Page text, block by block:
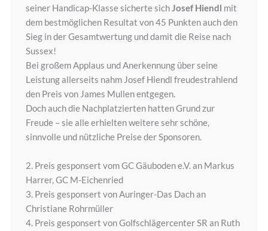
seiner Handicap-Klasse sicherte sichJosef Hiendl mit
dem bestmöglichen Resultat von 45 Punkten auch den
Sieg in der Gesamtwertung und damit die Reise nach
Sussex!
Bei großem Applaus und Anerkennung über seine
Leistung allerseits nahm Josef Hiendl freudestrahlend
den Preis von James Mullen entgegen.
Doch auch die Nachplatzierten hatten Grund zur
Freude – sie alle erhielten weitere sehr schöne,
sinnvolle und nützliche Preise der Sponsoren.
2. Preis gesponsert vom GC Gäuboden e.V. an Markus
Harrer, GC M-Eichenried
3. Preis gesponsert von Auringer-Das Dach an
Christiane Rohrmüller
4. Preis gesponsert von Golfschlägercenter SR an Ruth